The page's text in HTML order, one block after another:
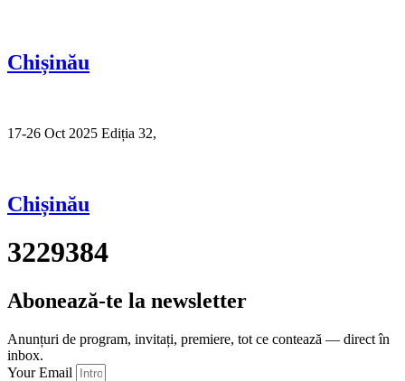
Chișinău
17-26 Oct 2025 Ediția 32,
Chișinău
3229384
Abonează-te la newsletter
Anunțuri de program, invitați, premiere, tot ce contează — direct în
inbox.
Your Email